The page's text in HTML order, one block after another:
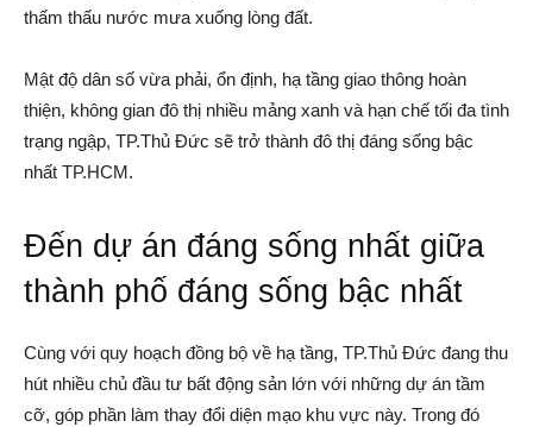
thấm thấu nước mưa xuống lòng đất.
Mật độ dân số vừa phải, ổn định, hạ tầng giao thông hoàn
thiện, không gian đô thị nhiều mảng xanh và hạn chế tối đa tình
trạng ngập, TP.Thủ Đức sẽ trở thành đô thị đáng sống bậc
nhất TP.HCM.
Đến dự án đáng sống nhất giữa
thành phố đáng sống bậc nhất
Cùng với quy hoạch đồng bộ về hạ tầng, TP.Thủ Đức đang thu
hút nhiều chủ đầu tư bất động sản lớn với những dự án tầm
cỡ, góp phần làm thay đổi diện mạo khu vực này. Trong đó